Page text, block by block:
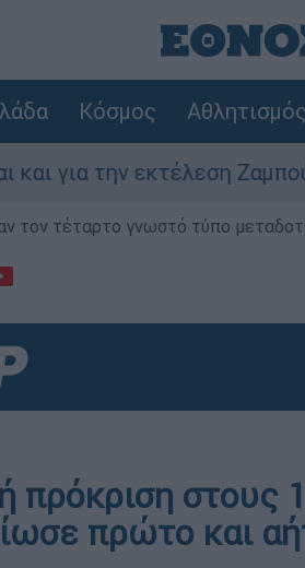
Κόσμος Αθλητισμός
εκτέλεση Ζαμπούνη
τον τέταρτο γνωστό τύπο
πρόκριση στους
πρώτο και